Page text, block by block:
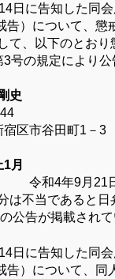
日に告知した同
告）について、懲
て、以下のとお
号の規定により公
史
田町1－3 東
月
令和4年9月21
は不当であると
公告が掲載され
日に告知した同
）について、同